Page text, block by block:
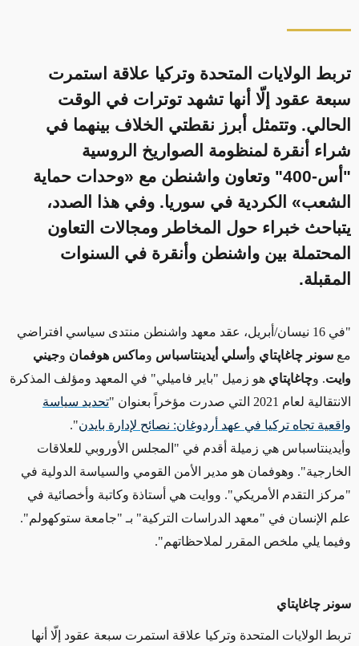
تربط الولايات المتحدة وتركيا علاقة استمرت
سبعة عقود إلّا أنها تشهد توترات في الوقت
الحالي. وتتمثل أبرز نقطتي الخلاف بينهما في
شراء أنقرة لمنظومة الصواريخ الروسية
"أس-400" وتعاون واشنطن مع «وحدات حماية
الشعب» الكردية في سوريا. وفي هذا الصدد،
يتباحث خبراء حول المخاطر ومجالات التعاون
المحتملة بين واشنطن وأنقرة في السنوات
المقبلة.
"في 16 نيسان/أبريل، عقد معهد واشنطن منتدى سياسي افتراضي
مع سونر چاغاپتاي و أسلي أيدينتاسباس وماكس هوفمان وجيني
وايت. وچاغاپتاي هو زميل "باير فاميلي" في المعهد ومؤلف المذكرة
الانتقالية لعام 2021 التي صدرت مؤخراً بعنوان "
تحديد سياسة
واقعية تجاه تركيا في عهد أردوغان: نصائح لإدارة بايدن".
وأيدينتاسباس هي زميلة أقدم في "المجلس الأوروبي للعلاقات
الخارجية". وهوفمان هو مدير الأمن القومي والسياسة الدولية في
"مركز التقدم الأمريكي". ووايت هي أستاذة وكاتبة وأخصائية في
علم الإنسان في "معهد الدراسات التركية" بـ "جامعة ستوكهولم".
وفيما يلي ملخص المقرر لملاحظاتهم".
سونر چاغاپتاي
تربط الولايات المتحدة وتركيا علاقة استمرت سبعة عقود إلّا أنها